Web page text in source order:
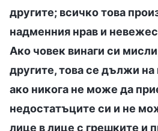
другите; всичко това
надменния нрав и
Ако човек винаги си
другите, това се дължи
ако никога не може да
недостатъците си и не
лице в лице с грешките и